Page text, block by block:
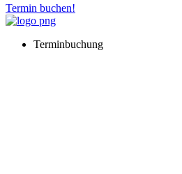
Termin buchen!
Terminbuchung